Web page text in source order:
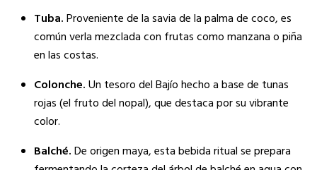
Tuba.Proveniente de la savia de la palma de coco, es
común verla mezclada con frutas como manzana o piña
en las costas.
Colonche.Un tesoro del Bajío hecho a base de tunas
rojas (el fruto del nopal), que destaca por su vibrante
color.
Balché.De origen maya, esta bebida ritual se prepara